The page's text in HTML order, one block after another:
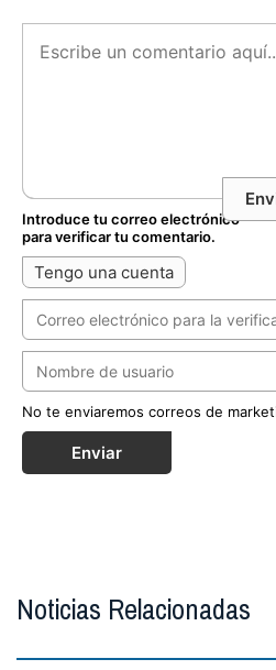
Introduce tu correo electrónico
para verificar tu comentario.
Tengo una cuenta
No te enviaremos correos de
Enviar
Noticias Relacionadas